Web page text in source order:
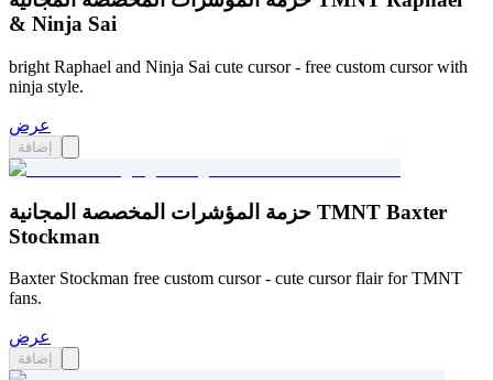
& Ninja Sai
bright Raphael and Ninja Sai cute cursor - free custom cursor with
ninja style.
عرض
إضافة
حزمة المؤشرات المخصصة المجانية TMNT Baxter
Stockman
Baxter Stockman free custom cursor - cute cursor flair for TMNT
fans.
عرض
إضافة